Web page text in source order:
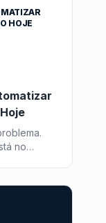
HOJE
no